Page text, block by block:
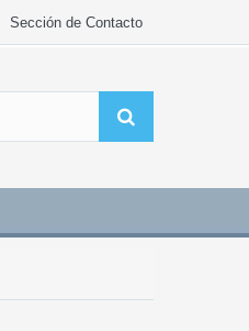
Sección de Contacto